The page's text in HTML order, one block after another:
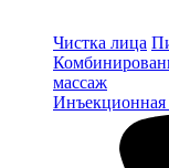
Чистка лица
массаж
Инъекционная